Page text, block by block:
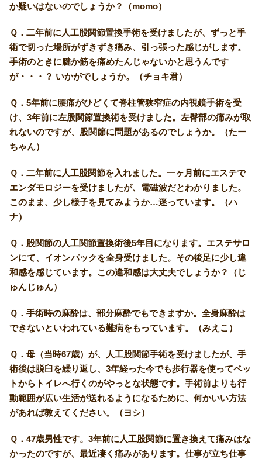
か疑いはないのでしょうか？（momo）
Ｑ．二年前に人工股関節置換手術を受けましたが、ずっと手
術で切った場所がずきずき痛み、引っ張った感じがします。
手術のときに腱か筋を痛めたんじゃないかと思うんです
が・・・？ いかがでしょうか。（チョキ君）
Ｑ．5年前に腰痛がひどくて脊柱管狭窄症の内視鏡手術を受
け、3年前に左股関節置換術を受けました。左臀部の痛みが取
れないのですが、股関節に問題があるのでしょうか。（たー
ちゃん）
Ｑ．二年前に人工股関節を入れました。一ヶ月前にエステで
エンダモロジーを受けましたが、電磁波だとわかりました。
このまま、少し様子を見てみようか…迷っています。（ハ
ナ）
Ｑ．股関節の人工関節置換術後5年目になります。エステサロ
ンにて、イオンパックを全身受けました。その後足に少し違
和感を感じています。この違和感は大丈夫でしょうか？（じ
ゅんじゅん）
Ｑ．手術時の麻酔は、部分麻酔でもできますか。全身麻酔は
できないといわれている難病をもっています。（みえこ）
Ｑ．母（当時67歳）が、人工股関節手術を受けましたが、手
術後は脱臼を繰り返し、3年経った今でも歩行器を使ってベッ
トからトイレへ行くのがやっとな状態です。手術前よりも行
動範囲が広い生活が送れるようになるために、何かいい方法
があれば教えてください。（ヨシ）
Ｑ．47歳男性です。3年前に人工股関節に置き換えて痛みはな
かったのですが、最近凄く痛みがあります。仕事が立ち仕事